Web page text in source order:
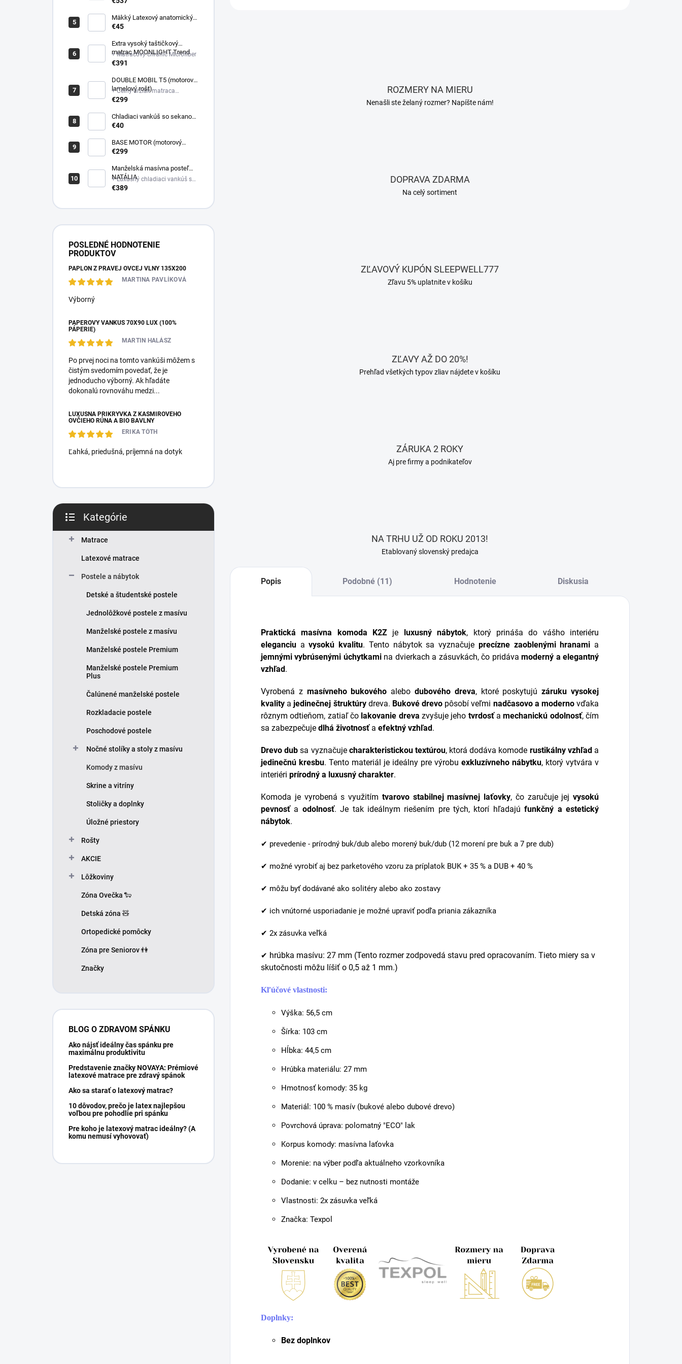
Mäkký Latexový anatomický
vankúš
€45
Extra vysoký taštičkový
matrac MOONLIGHT Trend
+ Matracový chránič Microfiber
€391
DOUBLE MOBIL T5 (motorový
lamelový rošt)
+ Čelný držiak matraca
plastový
€299
Chladiaci vankúš so sekanou
pamäťovou penou
€40
BASE MOTOR (motorový
latový rošt)
€299
Manželská masívna posteľ
NATÁLIA
+ Luxusný chladiaci vankúš so
sekanou pamäťovou penou
€389
POSLEDNÉ HODNOTENIE
PRODUKTOV
PAPLÓN Z PRAVEJ OVČEJ VLNY 135X200
MARTINA PAVLÍKOVÁ
Výborný
PÁPEROVÝ VANKÚŠ 70X90 LUX (100%
PÁPERIE)
MARTIN HALÁSZ
Po prvej noci na tomto vankúši môžem s
čistým svedomím povedať, že je
jednoducho výborný. Ak hľadáte
dokonalú rovnováhu medzi...
LUXUSNÁ PRIKRÝVKA Z KAŠMÍROVÉHO
OVČIEHO RÚNA A BIO BAVLNY
ERIKA TÓTH
Ľahká, priedušná, príjemná na dotyk
kategórie
Kategórie
Matrace
Latexové matrace
Postele a nábytok
Detské a študentské postele
Jednolôžkové postele z masívu
Manželské postele z masívu
Manželské postele Premium
Manželské postele Premium
Plus
Čalúnené manželské postele
Rozkladacie postele
Poschodové postele
Nočné stolíky a stoly z masívu
Komody z masívu
Skrine a vitríny
Stoličky a doplnky
Úložné priestory
Rošty
AKCIE
Lôžkoviny
Zóna Ovečka 🐑
Detská zóna 🧸
Ortopedické pomôcky
Zóna pre Seniorov 👫
Značky
BLOG O ZDRAVOM SPÁNKU
Ako nájsť ideálny čas spánku pre
maximálnu produktivitu
Predstavenie značky NOVAYA: Prémiové
latexové matrace pre zdravý spánok
Ako sa starať o latexový matrac?
10 dôvodov, prečo je latex najlepšou
voľbou pre pohodlie pri spánku
Pre koho je latexový matrac ideálny? (A
komu nemusí vyhovovať)
ROZMERY NA MIERU
Nenašli ste želaný rozmer? Napíšte nám!
DOPRAVA ZDARMA
Na celý sortiment
ZĽAVOVÝ KUPÓN SLEEPWELL777
Zľavu 5% uplatnite v košíku
ZĽAVY AŽ DO 20%!
Prehľad všetkých typov zliav nájdete v košíku
ZÁRUKA 2 ROKY
Aj pre firmy a podnikateľov
NA TRHU UŽ OD ROKU 2013!
Etablovaný slovenský predajca
Popis Podobné (11) Hodnotenie Diskusia
Praktická masívna komoda K2Z je luxusný nábytok, ktorý prináša do vášho interiéru
eleganciu avysokú kvalitu. Tento nábytok sa vyznačuje precízne zaoblenými hranami a
jemnými vybrúsenými úchytkamina dvierkach a zásuvkách, čo pridávamoderný a elegantný
vzhľad.
Vyrobená z masívneho bukového alebodubového dreva, ktoré poskytujúzáruku vysokej
kvality ajedinečnej štruktúrydreva. Bukové drevo pôsobí veľmi nadčasovo a modernovďaka
rôznym odtieňom, zatiaľ čo lakovanie dreva zvyšuje jeho tvrdosťamechanickú odolnosť, čím
sa zabezpečuje dlhá životnosťa efektný vzhľad.
Drevo dub sa vyznačuje charakteristickou textúrou, ktorá dodáva komode rustikálny vzhľada
jedinečnú kresbu. Tento materiál je ideálny pre výrobu exkluzívneho nábytku, ktorý vytvára v
interiéri prírodný a luxusný charakter.
Komoda je vyrobená s využitím tvarovo stabilnej masívnej laťovky, čo zaručuje jej vysokú
pevnosťa odolnosť. Je tak ideálnym riešením pre tých, ktorí hľadajúfunkčný a estetický
nábytok.
✔ prevedenie - prírodný buk/dub alebo morený buk/dub (12 morení pre buk a 7 pre dub)
✔ možné vyrobiť aj bez parketového vzoru za príplatok BUK + 35 % a DUB + 40 %
✔ môžu byť dodávané ako solitéry alebo ako zostavy
✔ ich vnútorné usporiadanie je možné upraviť podľa priania zákazníka
✔ 2x zásuvka veľká
✔ hrúbka masívu: 27 mm (Tento rozmer zodpovedá stavu pred opracovaním. Tieto miery sa v
skutočnosti môžu líšiť o 0,5 až 1 mm.)
Kľúčové vlastnosti:
Výška: 56,5 cm
Šírka: 103 cm
Hĺbka: 44,5 cm
Hrúbka materiálu: 27 mm
Hmotnosť komody: 35 kg
Materiál: 100 % masív (bukové alebo dubové drevo)
Povrchová úprava: polomatný "ECO" lak
Korpus komody: masívna laťovka
Morenie: na výber podľa aktuálneho vzorkovníka
Dodanie: v celku – bez nutnosti montáže
Vlastnosti: 2x zásuvka veľká
Značka: Texpol
Doplnky:
Bez doplnkov